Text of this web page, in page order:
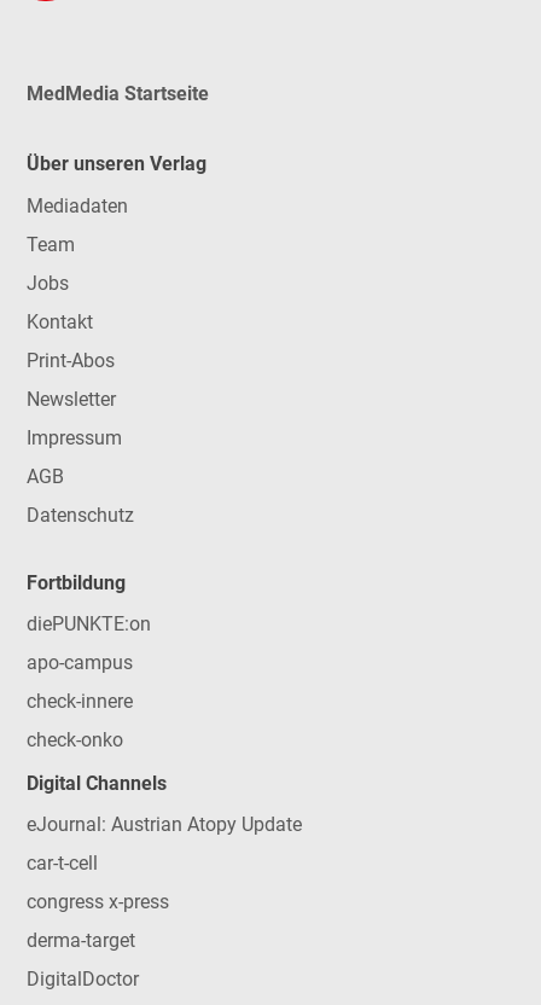
MedMedia Startseite
Über unseren Verlag
Mediadaten
Team
Jobs
Kontakt
Print-Abos
Newsletter
Impressum
AGB
Datenschutz
Fortbildung
diePUNKTE:on
apo-campus
check-innere
check-onko
Digital Channels
eJournal: Austrian Atopy Update
car-t-cell
congress x-press
derma-target
DigitalDoctor